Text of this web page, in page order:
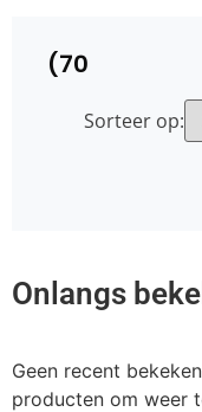
(70
Sorteer op:
Onlangs
Geen recent bekeken
producten om weer